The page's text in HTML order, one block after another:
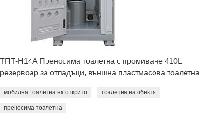
ТПТ-H14A Преносима тоалетна с промиване 410L
резервоар за отпадъци, външна пластмасова тоалетна
мобилна тоалетна на открито тоалетна на обекта
преносима тоалетна